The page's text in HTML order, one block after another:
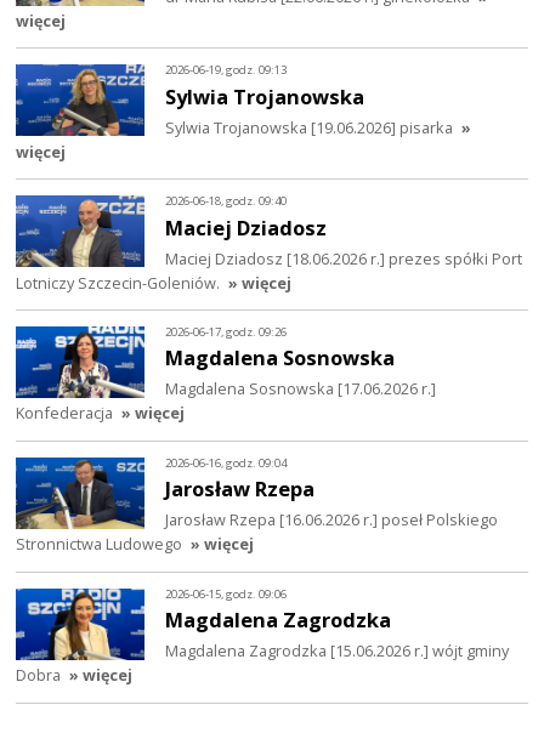
więcej
2026-06-19, godz. 09:13
Sylwia Trojanowska
Sylwia Trojanowska [19.06.2026] pisarka »
więcej
2026-06-18, godz. 09:40
Maciej Dziadosz
Maciej Dziadosz [18.06.2026 r.] prezes spółki Port
Lotniczy Szczecin-Goleniów. » więcej
2026-06-17, godz. 09:26
Magdalena Sosnowska
Magdalena Sosnowska [17.06.2026 r.]
Konfederacja » więcej
2026-06-16, godz. 09:04
Jarosław Rzepa
Jarosław Rzepa [16.06.2026 r.] poseł Polskiego
Stronnictwa Ludowego » więcej
2026-06-15, godz. 09:06
Magdalena Zagrodzka
Magdalena Zagrodzka [15.06.2026 r.] wójt gminy
Dobra » więcej